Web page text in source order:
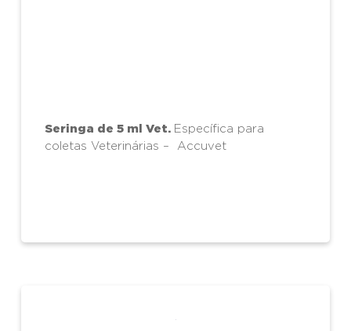
Seringa de 5 ml Vet. Específica para
coletas Veterinárias – Accuvet